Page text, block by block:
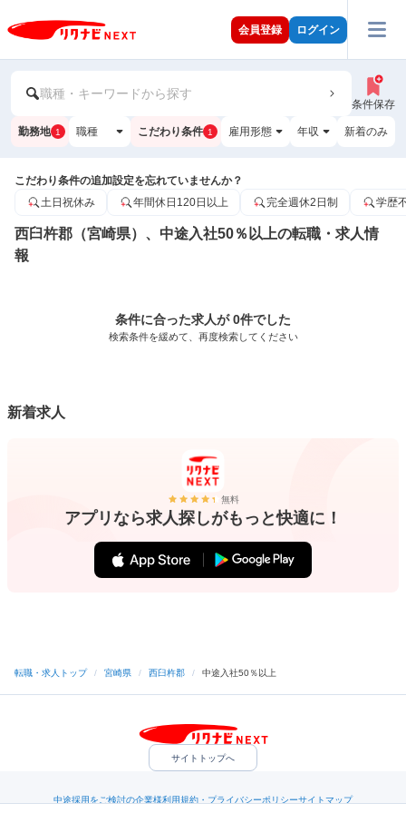
会員登録 ログイン
職種・キーワードから探す
条件保存
勤務地 1 職種 こだわり条件 1 雇用形態 年収 新着のみ
こだわり条件の追加設定を忘れていませんか？
土日祝休み
年間休日120日以上 完全週休2日制 学歴
西臼杵郡（宮崎県）、中途入社50％以上の転職・求人情
報
条件に合った求人が 0件でした
検索条件を緩めて、再度検索してください
新着求人
無料
アプリなら求人探しがもっと快適に！
転職・求人トップ / 宮崎県 / 西臼杵郡 / 中途入社50％以上
サイトトップへ
中途採用をご検討の企業様利用規約・プライバシーポリシーサイトマップ